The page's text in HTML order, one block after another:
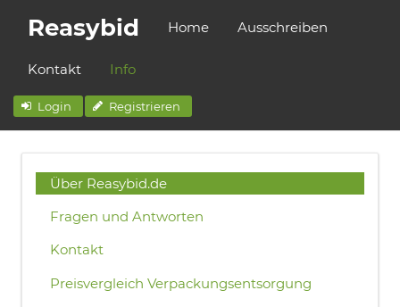
Reasybid Home Ausschreiben
Kontakt Info
Login Registrieren
Über Reasybid.de
Fragen und Antworten
Kontakt
Preisvergleich Verpackungsentsorgung